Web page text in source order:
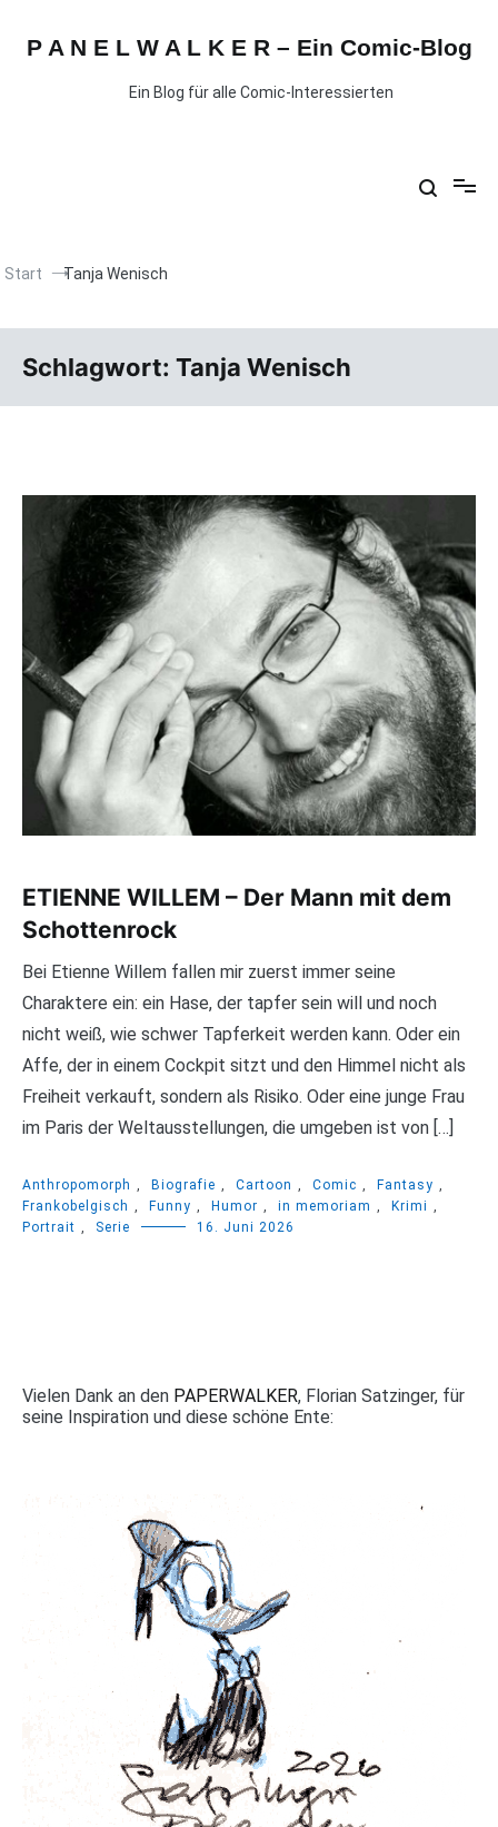
P A N E L W A L K E R – Ein Comic-Blog
Ein Blog für alle Comic-Interessierten
Start Tanja Wenisch
Schlagwort: Tanja Wenisch
ETIENNE WILLEM – Der Mann mit dem
Schottenrock
Bei Etienne Willem fallen mir zuerst immer seine
Charaktere ein: ein Hase, der tapfer sein will und noch
nicht weiß, wie schwer Tapferkeit werden kann. Oder ein
Affe, der in einem Cockpit sitzt und den Himmel nicht als
Freiheit verkauft, sondern als Risiko. Oder eine junge Frau
im Paris der Weltausstellungen, die umgeben ist von […]
Anthropomorph , Biografie , Cartoon , Comic , Fantasy ,
Frankobelgisch , Funny , Humor , in memoriam , Krimi ,
Portrait , Serie 16. Juni 2026
Vielen Dank an den PAPERWALKER, Florian Satzinger, für
seine Inspiration und diese schöne Ente: